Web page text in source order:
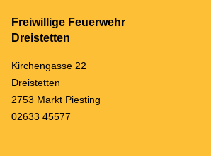
Freiwillige Feuerwehr
Dreistetten
Kirchengasse 22
Dreistetten
2753 Markt Piesting
02633 45577